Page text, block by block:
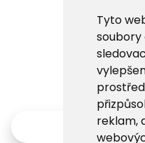
Tyto
soubory
reklam,